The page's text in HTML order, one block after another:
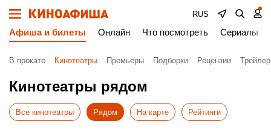
RUS
Афиша и билеты Онлайн Что посмотреть Сериалы
В прокате Кинотеатры Премьеры Подборки Рецензии
Кинотеатры рядом
Все кинотеатры Рядом На карте Рейтинги